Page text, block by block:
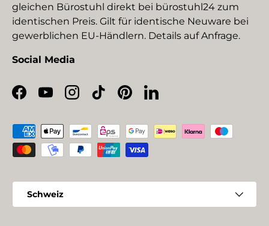
gleichen Bürostuhl direkt bei bürostuhl24 zum
identischen Preis. Gilt für identische Neuware bei
gewerblichen EU-Händlern. Details auf Anfrage.
Social Media
Facebook
YouTubeInstagram
TikTokPinterestLinkedIn
Zahlungsmethoden
Schweiz